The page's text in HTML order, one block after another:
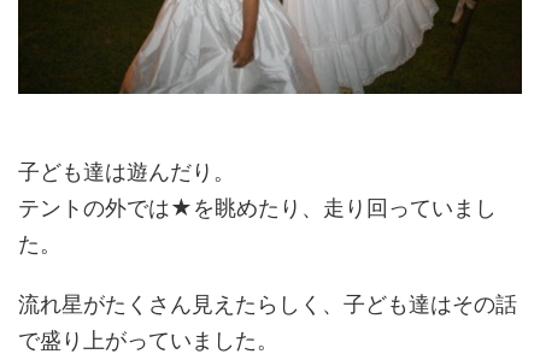
子ども達は遊んだり。
テントの外では★を眺めたり、走り回っていまし
た。
流れ星がたくさん見えたらしく、子ども達はその話
で盛り上がっていました。